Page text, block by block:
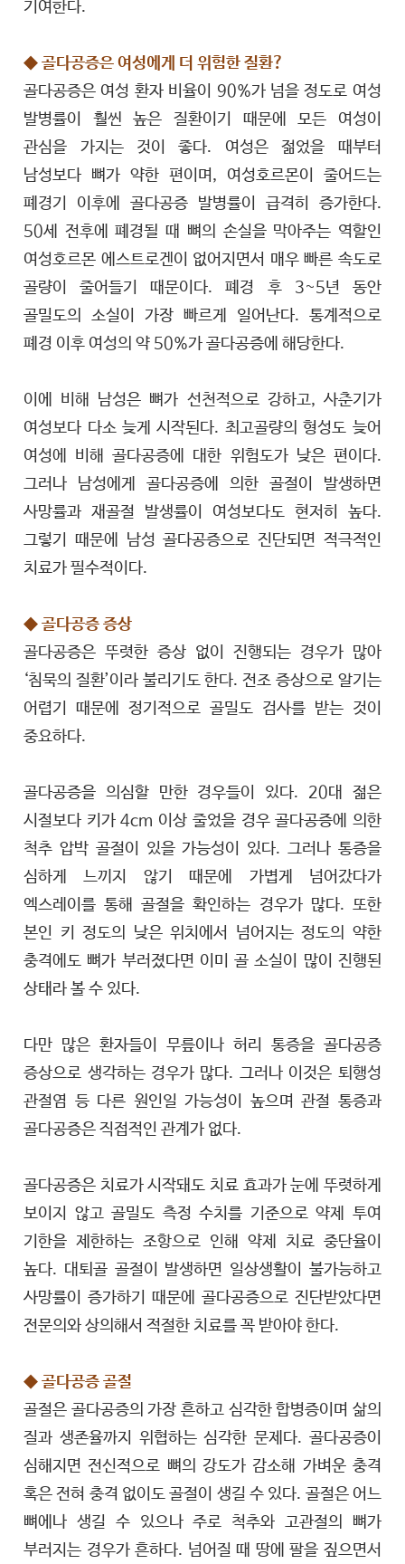
기여한다.
◆ 골다공증은 여성에게 더 위험한 질환?
골다공증은 여성 환자 비율이 90%가 넘을 정도로 여성
발병률이 훨씬 높은 질환이기 때문에 모든 여성이
관심을 가지는 것이 좋다. 여성은 젊었을 때부터
남성보다 뼈가 약한 편이며, 여성호르몬이 줄어드는
폐경기 이후에 골다공증 발병률이 급격히 증가한다.
50세 전후에 폐경될 때 뼈의 손실을 막아주는 역할인
여성호르몬 에스트로겐이 없어지면서 매우 빠른 속도로
골량이 줄어들기 때문이다. 폐경 후 3~5년 동안
골밀도의 소실이 가장 빠르게 일어난다. 통계적으로
폐경 이후 여성의 약 50%가 골다공증에 해당한다.
이에 비해 남성은 뼈가 선천적으로 강하고, 사춘기가
여성보다 다소 늦게 시작된다. 최고골량의 형성도 늦어
여성에 비해 골다공증에 대한 위험도가 낮은 편이다.
그러나 남성에게 골다공증에 의한 골절이 발생하면
사망률과 재골절 발생률이 여성보다도 현저히 높다.
그렇기 때문에 남성 골다공증으로 진단되면 적극적인
치료가 필수적이다.
◆ 골다공증 증상
골다공증은 뚜렷한 증상 없이 진행되는 경우가 많아
‘침묵의 질환’이라 불리기도 한다. 전조 증상으로 알기는
어렵기 때문에 정기적으로 골밀도 검사를 받는 것이
중요하다.
골다공증을 의심할 만한 경우들이 있다. 20대 젊은
시절보다 키가 4cm 이상 줄었을 경우 골다공증에 의한
척추 압박 골절이 있을 가능성이 있다. 그러나 통증을
심하게 느끼지 않기 때문에 가볍게 넘어갔다가
엑스레이를 통해 골절을 확인하는 경우가 많다. 또한
본인 키 정도의 낮은 위치에서 넘어지는 정도의 약한
충격에도 뼈가 부러졌다면 이미 골 소실이 많이 진행된
상태라 볼 수 있다.
다만 많은 환자들이 무릎이나 허리 통증을 골다공증
증상으로 생각하는 경우가 많다. 그러나 이것은 퇴행성
관절염 등 다른 원인일 가능성이 높으며 관절 통증과
골다공증은 직접적인 관계가 없다.
골다공증은 치료가 시작돼도 치료 효과가 눈에 뚜렷하게
보이지 않고 골밀도 측정 수치를 기준으로 약제 투여
기한을 제한하는 조항으로 인해 약제 치료 중단율이
높다. 대퇴골 골절이 발생하면 일상생활이 불가능하고
사망률이 증가하기 때문에 골다공증으로 진단받았다면
전문의와 상의해서 적절한 치료를 꼭 받아야 한다.
◆ 골다공증 골절
골절은 골다공증의 가장 흔하고 심각한 합병증이며 삶의
질과 생존율까지 위협하는 심각한 문제다. 골다공증이
심해지면 전신적으로 뼈의 강도가 감소해 가벼운 충격
혹은 전혀 충격 없이도 골절이 생길 수 있다. 골절은 어느
뼈에나 생길 수 있으나 주로 척추와 고관절의 뼈가
부러지는 경우가 흔하다. 넘어질 때 땅에 팔을 짚으면서